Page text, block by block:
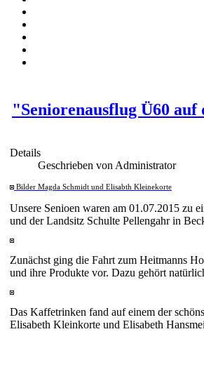
"Seniorenausflug Ü60
Details
Geschrieben von Administrator
Bilder Magda Schmidt und Elisabth Kleinekorte
Unsere Senioen waren am 01.07.2015 zu
und der Landsitz Schulte Pellengahr in
Zunächst ging die Fahrt zum Heitmanns
und ihre Produkte vor. Dazu gehört
Das Kaffetrinken fand auf einem der
Elisabeth Kleinkorte und Elisabeth